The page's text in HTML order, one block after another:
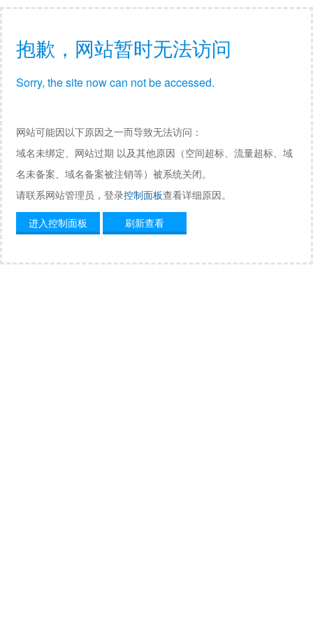
抱歉，网站暂时无法访问
Sorry, the site now can not be accessed.
网站可能因以下原因之一而导致无法访问：
域名未绑定、网站过期 以及其他原因（空间超标、流量超标、域
名未备案、域名备案被注销等）被系统关闭。
请联系网站管理员，登录控制面板查看详细原因。
进入控制面板
刷新查看